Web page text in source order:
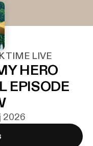
TIME LIVE
HERO
EPISODE
2026